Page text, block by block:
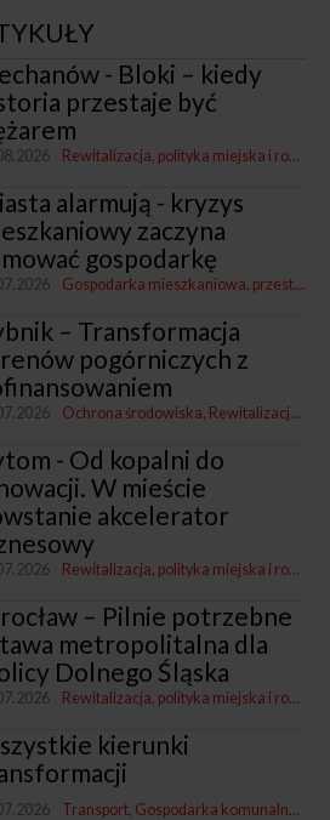
- Bloki – kiedy
przestaje być
Rewitalizacja, polityka miejska i rozwój
alarmują - kryzys
zaczyna
gospodarkę
Gospodarka mieszkaniowa, przestrzenna i nieruchomościami
– Transformacja
pogórniczych z
Ochrona środowiska Rewitalizacja, polityka miejska i rozwój
- Od kopalni do
W mieście
akcelerator
Rewitalizacja, polityka miejska i rozwój
– Pilnie potrzebne
metropolitalna dla
Dolnego Śląska
Rewitalizacja, polityka miejska i rozwój
kierunki
Transport Gospodarka komunalna